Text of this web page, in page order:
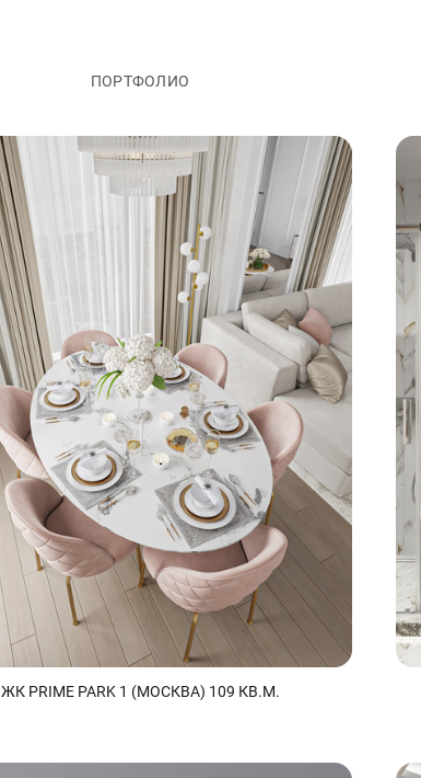
ПОРТФОЛИО
ЖК PRIME PARK 1 (МОСКВА) 109 КВ.М.